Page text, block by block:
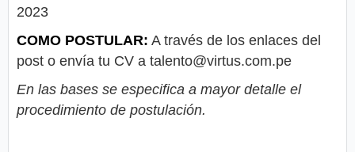
2023
COMO POSTULAR: A través de los enlaces del
post o envía tu CV a talento@virtus.com.pe
En las bases se especifica a mayor detalle el
procedimiento de postulación.